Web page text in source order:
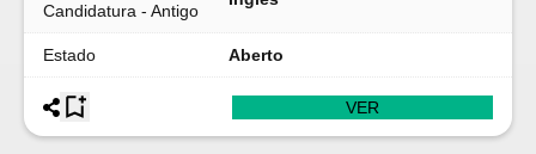
Candidatura - Antigo
Estado Aberto
VER